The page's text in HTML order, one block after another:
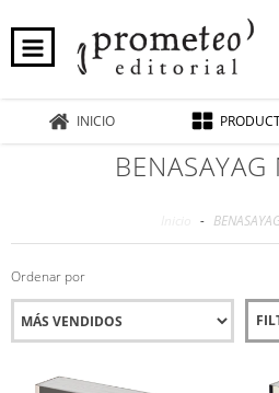
INICIO
-
Ordenar por